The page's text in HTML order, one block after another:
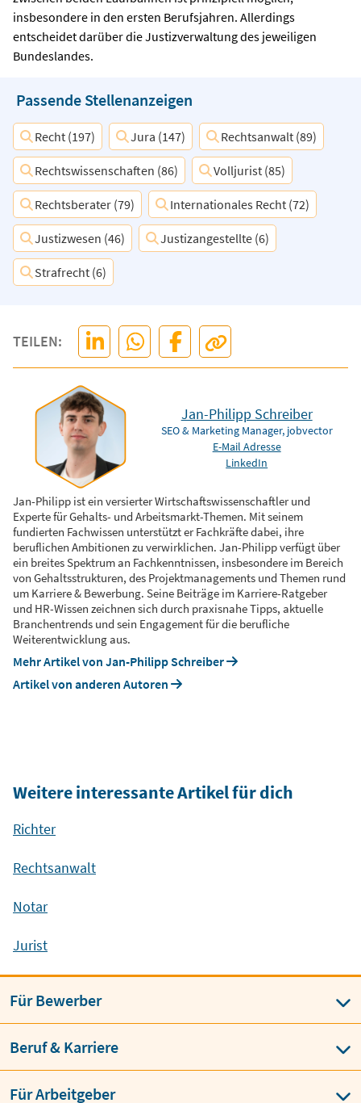
insbesondere in den ersten Berufsjahren. Allerdings
entscheidet darüber die Justizverwaltung des jeweiligen
Bundeslandes.
Passende Stellenanzeigen
Recht (197) Jura (147) Rechtsanwalt (89)
Rechtswissenschaften (86) Volljurist (85)
Rechtsberater (79) Internationales Recht (72)
Justizwesen (46) Justizangestellte (6)
Strafrecht (6)
TEILEN:
Jan-Philipp Schreiber
SEO & Marketing Manager, jobvector
E-Mail Adresse
LinkedIn
Jan-Philipp ist ein versierter Wirtschaftswissenschaftler und
Experte für Gehalts- und Arbeitsmarkt-Themen. Mit seinem
fundierten Fachwissen unterstützt er Fachkräfte dabei, ihre
beruflichen Ambitionen zu verwirklichen. Jan-Philipp verfügt über
ein breites Spektrum an Fachkenntnissen, insbesondere im Bereich
von Gehaltsstrukturen, des Projektmanagements und Themen rund
um Karriere & Bewerbung. Seine Beiträge im Karriere-Ratgeber
und HR-Wissen zeichnen sich durch praxisnahe Tipps, aktuelle
Branchentrends und sein Engagement für die berufliche
Weiterentwicklung aus.
Mehr Artikel von Jan-Philipp Schreiber
Artikel von anderen Autoren
Weitere interessante Artikel für dich
Richter
Rechtsanwalt
Notar
Jurist
Für Bewerber
Beruf & Karriere
Für Arbeitgeber